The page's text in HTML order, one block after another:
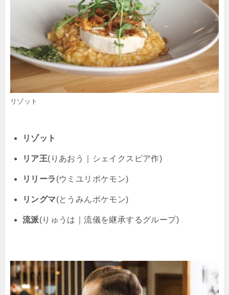
リゾット
リゾット
リア王(りあおう｜シェイクスピア作)
リリーラ (ウミユリポケモン)
リングマ(とうみんポケモン)
流派(りゅうは｜流儀を継承するグループ)